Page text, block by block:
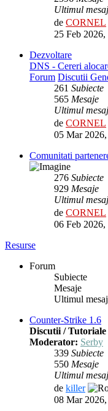
Ultimul mesaj
de CORNEL
25 Feb 2026,
Dezvoltare
DNS - Cereri
Forum Discutii
261 Subiecte
565 Mesaje
Ultimul mesaj
de CORNEL
05 Mar
Comunitati
276 Subiecte
929 Mesaje
Ultimul mesaj
de CORNEL
06 Feb 2026,
Resurse
Forum
Subiecte
Mesaje
Ultimul mesaj
Counter-Strike 1.6
Discutii /
Moderator: Serby
339 Subiecte
550 Mesaje
Ultimul mesaj
de killer
08 Mar